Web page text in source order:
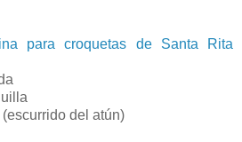
para croquetas de Santa Rita
del atún)